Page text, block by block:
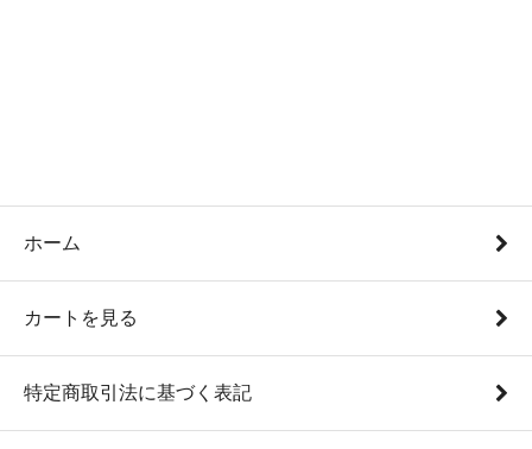
ホーム
カートを見る
特定商取引法に基づく表記